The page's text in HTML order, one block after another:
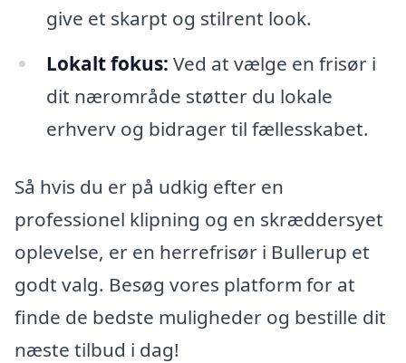
give et skarpt og stilrent look.
Lokalt fokus: Ved at vælge en frisør i
dit nærområde støtter du lokale
erhverv og bidrager til fællesskabet.
Så hvis du er på udkig efter en
professionel klipning og en skræddersyet
oplevelse, er en herrefrisør i Bullerup et
godt valg. Besøg vores platform for at
finde de bedste muligheder og bestille dit
næste tilbud i dag!